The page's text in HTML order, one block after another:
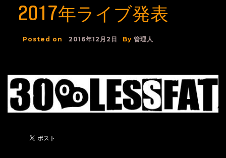
2017年ライブ発表
Posted on 2016年12月2日 By 管理人